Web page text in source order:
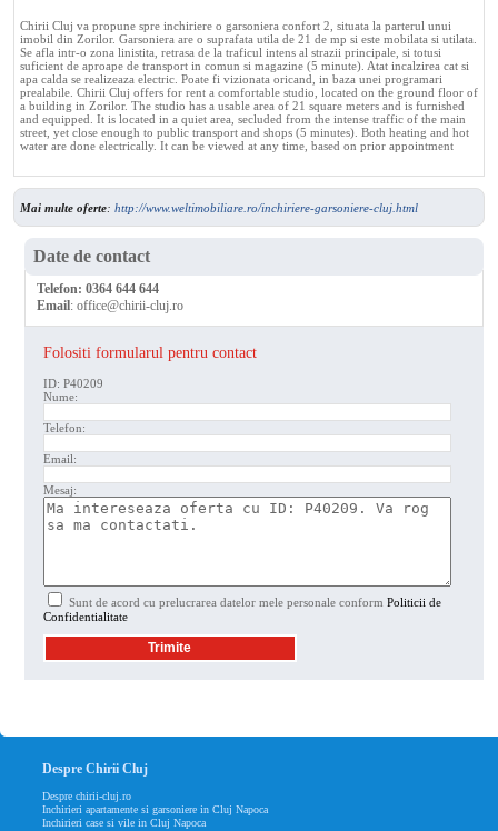
Chirii Cluj va propune spre inchiriere o garsoniera confort 2, situata la parterul unui
imobil din Zorilor. Garsoniera are o suprafata utila de 21 de mp si este mobilata si utilata.
Se afla intr-o zona linistita, retrasa de la traficul intens al strazii principale, si totusi
suficient de aproape de transport in comun si magazine (5 minute). Atat incalzirea cat si
apa calda se realizeaza electric. Poate fi vizionata oricand, in baza unei programari
prealabile. Chirii Cluj offers for rent a comfortable studio, located on the ground floor of
a building in Zorilor. The studio has a usable area of ​​21 square meters and is furnished
and equipped. It is located in a quiet area, secluded from the intense traffic of the main
street, yet close enough to public transport and shops (5 minutes). Both heating and hot
water are done electrically. It can be viewed at any time, based on prior appointment
Mai multe oferte: http://www.weltimobiliare.ro/inchiriere-garsoniere-cluj.html
Date de contact
Telefon:0364 644 644
Email:office@chirii-cluj.ro
Folositi formularul pentru contact
ID: P40209
Nume:
Telefon:
Email:
Mesaj:
Sunt de acord cu prelucrarea datelor mele personale conform Politicii de
Confidentialitate
Despre Chirii Cluj
Despre chirii-cluj.ro
Inchirieri apartamente si garsoniere in Cluj Napoca
Inchirieri case si vile in Cluj Napoca